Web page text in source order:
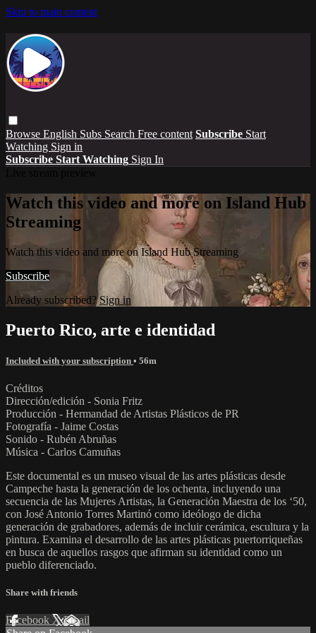
Skip to main content
Browse English Subs Search Free content Subscribe Start
Watching Sign in
Subscribe Start Watching Sign In
Watch this video and more on Island Hub
Streaming
Watch this video and more on Island Hub Streaming
Subscribe
Already subscribed?Sign in
Puerto Rico, arte e identidad
Included with your subscription • 56m
Créditos
Dirección/edición - Sonia Fritz
Producción - Hermandad de Artistas Plásticos de PR
Fotografía - Jaime Costas
Sonido - Rubén Abruñas
Música - Carlos Camuñas
Este documental es un museo visual de las artes plásticas desde
Campeche hasta la generación de los ochenta, incluyendo una
secuencia de las Mujeres Artistas, la Generación Maestra de los ‘50,
con José Antonio Torres Martinó como ideólogo de dicha
generación de grabadores, además de incluir cerámica, escultura y la
pintura. Examina el desarrollo de las artes plásticas puertorriqueñas
en busca de aquellos rasgos que afirman su identidad como un
pueblo diferenciado.
Share with friends
Facebook XEmail